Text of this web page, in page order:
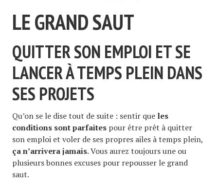
LE GRAND SAUT
QUITTER SON EMPLOI ET SE
LANCER À TEMPS PLEIN DANS
SES PROJETS
Qu’on se le dise tout de suite : sentir que les
conditions sont parfaites pour être prêt à quitter
son emploi et voler de ses propres ailes à temps plein,
ça n’arrivera jamais. Vous aurez toujours une ou
plusieurs bonnes excuses pour repousser le grand
saut.